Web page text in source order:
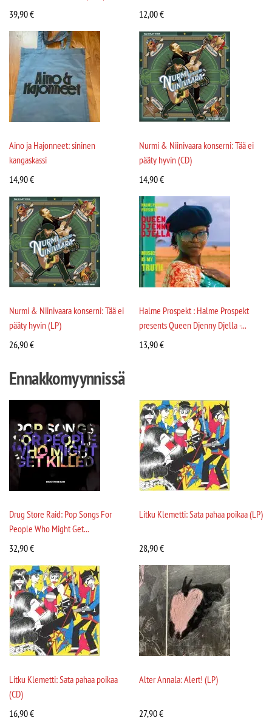
39,90€
12,00€
Aino ja Hajonneet: sininen
kangaskassi
14,90€
Nurmi & Niinivaara konserni: Tää ei
pääty hyvin (CD)
14,90€
Nurmi & Niinivaara konserni: Tää ei
pääty hyvin (LP)
26,90€
Halme Prospekt : Halme Prospekt
presents Queen Djenny Djella -...
13,90€
Ennakkomyynnissä
Drug Store Raid: Pop Songs For
People Who Might Get...
32,90€
Litku Klemetti: Sata pahaa poikaa (LP)
28,90€
Litku Klemetti: Sata pahaa poikaa
(CD)
16,90€
Alter Annala: Alert! (LP)
27,90€